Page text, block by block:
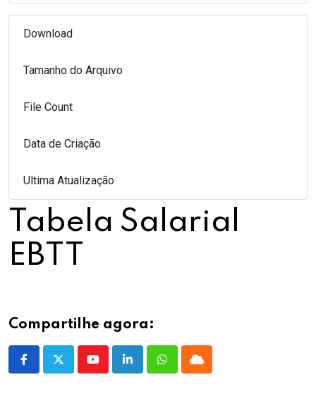
Download
Tamanho do Arquivo
File Count
Data de Criação
Ultima Atualização
Tabela Salarial
EBTT
Compartilhe agora:
YoutubeLinkedInWhatsappCloud